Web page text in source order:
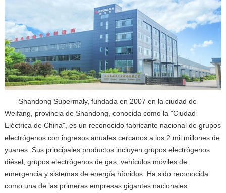
Shandong Supermaly, fundada en 2007 en la ciudad de
Weifang, provincia de Shandong, conocida como la "Ciudad
Eléctrica de China", es un reconocido fabricante nacional de grupos
electrógenos con ingresos anuales cercanos a los 2 mil millones de
yuanes. Sus principales productos incluyen grupos electrógenos
diésel, grupos electrógenos de gas, vehículos móviles de
emergencia y sistemas de energía híbridos. Ha sido reconocida
como una de las primeras empresas gigantes nacionales